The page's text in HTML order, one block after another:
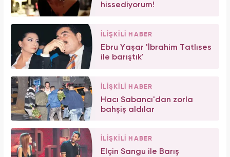
hissediyorum!
İLİŞKİLİ HABER
Ebru Yaşar 'İbrahim Tatlıses
ile barıştık'
İLİŞKİLİ HABER
Hacı Sabancı'dan zorla
bahşiş aldılar
İLİŞKİLİ HABER
Elçin Sangu ile Barış